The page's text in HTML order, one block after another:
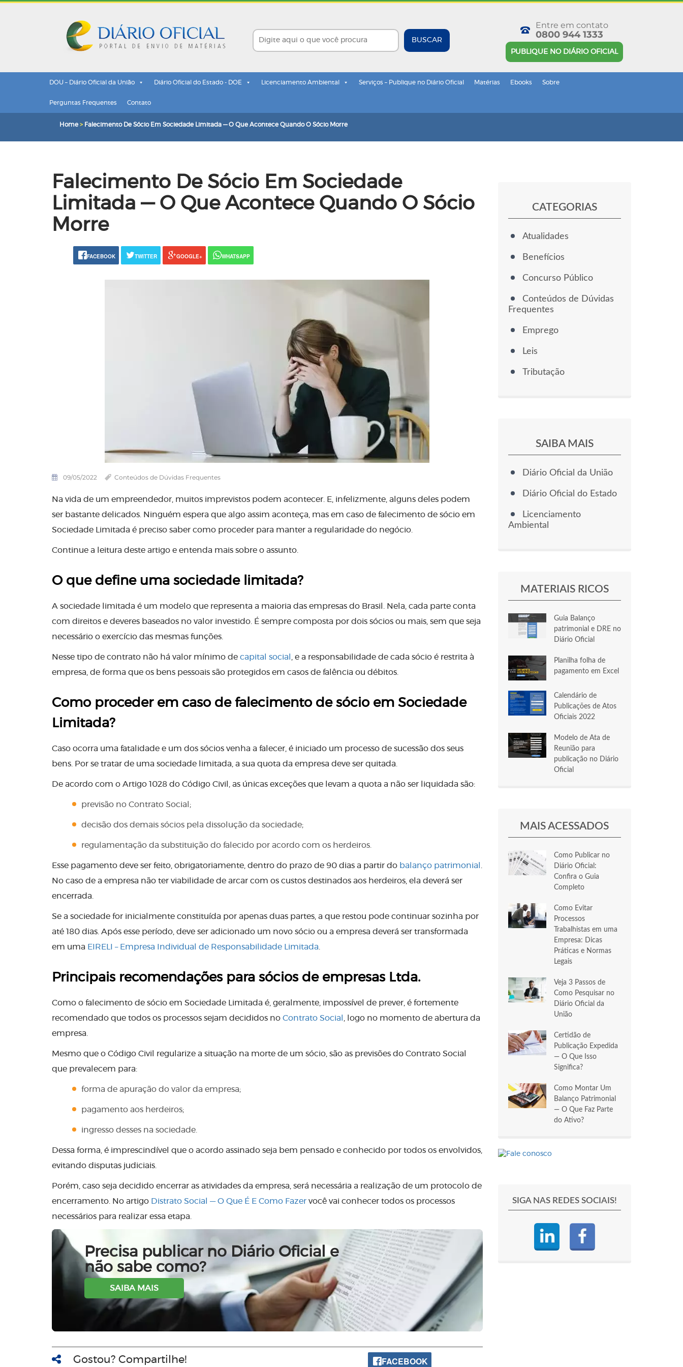
BUSCAR
Entre em contato
0800 944 1333
PUBLIQUE NO DIÁRIO OFICIAL
DOU – Diário Oficial da União Diário Oficial do Estado - DOE Licenciamento Ambiental Serviços – Publique no Diário Oficial Matérias Ebooks Sobre
Perguntas Frequentes Contato
Home > Falecimento De Sócio Em Sociedade Limitada — O Que Acontece Quando O Sócio Morre
Falecimento De Sócio Em Sociedade
Limitada — O Que Acontece Quando O Sócio
Morre
FACEBOOK TWITTER GOOGLE+ WHATSAPP
09/05/2022 Conteúdos de Dúvidas Frequentes
Na vida de um empreendedor, muitos imprevistos podem acontecer. E, infelizmente, alguns deles podem
ser bastante delicados. Ninguém espera que algo assim aconteça, mas em caso de falecimento de sócio em
Sociedade Limitada é preciso saber como proceder para manter a regularidade do negócio.
Continue a leitura deste artigo e entenda mais sobre o assunto.
O que define uma sociedade limitada?
A sociedade limitada é um modelo que representa a maioria das empresas do Brasil. Nela, cada parte conta
com direitos e deveres baseados no valor investido. É sempre composta por dois sócios ou mais, sem que seja
necessário o exercício das mesmas funções.
Nesse tipo de contrato não há valor mínimo de capital social
, e a responsabilidade de cada sócio é restrita à
empresa, de forma que os bens pessoais são protegidos em casos de falência ou débitos.
Como proceder em caso de falecimento de sócio em Sociedade
Limitada?
Caso ocorra uma fatalidade e um dos sócios venha a falecer, é iniciado um processo de sucessão dos seus
bens. Por se tratar de uma sociedade limitada, a sua quota da empresa deve ser quitada.
De acordo com o Artigo 1028 do Código Civil, as únicas exceções que levam a quota a não ser liquidada são:
previsão no Contrato Social;
decisão dos demais sócios pela dissolução da sociedade;
regulamentação da substituição do falecido por acordo com os herdeiros.
Esse pagamento deve ser feito, obrigatoriamente, dentro do prazo de 90 dias a partir do balanço patrimonial
No caso de a empresa não ter viabilidade de arcar com os custos destinados aos herdeiros, ela deverá ser
encerrada.
Se a sociedade for inicialmente constituída por apenas duas partes, a que restou pode continuar sozinha por
até 180 dias. Após esse período, deve ser adicionado um novo sócio ou a empresa deverá ser transformada
em uma EIRELI – Empresa Individual de Responsabilidade Limitada
Principais recomendações para sócios de empresas Ltda.
Como o falecimento de sócio em Sociedade Limitada é, geralmente, impossível de prever, é fortemente
recomendado que todos os processos sejam decididos no Contrato Social
, logo no momento de abertura da
empresa.
Mesmo que o Código Civil regularize a situação na morte de um sócio, são as previsões do Contrato Social
que prevalecem para:
forma de apuração do valor da empresa;
pagamento aos herdeiros;
ingresso desses na sociedade.
Dessa forma, é imprescindível que o acordo assinado seja bem pensado e conhecido por todos os envolvidos,
evitando disputas judiciais.
Porém, caso seja decidido encerrar as atividades da empresa, será necessária a realização de um protocolo de
encerramento. No artigo Distrato Social — O Que É E Como Fazer você vai conhecer todos os processos
necessários para realizar essa etapa.
Precisa publicar no Diário Oficial e
não sabe como?
SAIBA MAIS
Gostou? Compartilhe!
FACEBOOK
CATEGORIAS
Atualidades
Benefícios
Concurso Público
Conteúdos de Dúvidas
Frequentes
Emprego
Leis
Tributação
SAIBA MAIS
Diário Oficial da União
Diário Oficial do Estado
Licenciamento
Ambiental
MATERIAIS RICOS
Guia Balanço
patrimonial e DRE no
Diário Oficial
Planilha folha de
pagamento em Excel
Calendário de
Publicações de Atos
Oficiais 2022
Modelo de Ata de
Reunião para
publicação no Diário
Oficial
MAIS ACESSADOS
Como Publicar no
Diário Oficial:
Confira o Guia
Completo
Como Evitar
Processos
Trabalhistas em uma
Empresa: Dicas
Práticas e Normas
Legais
Veja 3 Passos de
Como Pesquisar no
Diário Oficial da
União
Certidão de
Publicação Expedida
— O Que Isso
Significa?
Como Montar Um
Balanço Patrimonial
— O Que Faz Parte
do Ativo?
SIGA NAS REDES SOCIAIS!